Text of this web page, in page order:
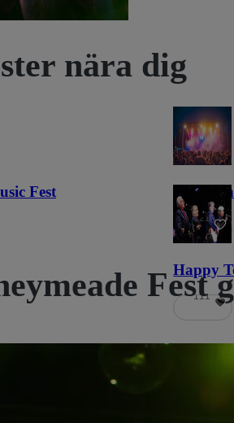
nära dig
Fest Lost
121
Happy
111
Fest